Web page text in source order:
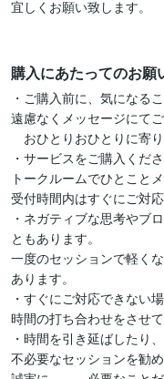
宜しくお願い致します。
購入にあたってのお願
・ご購入前に、気になる
遠慮なくメッセージにて
おひとりおひとりに寄
・サービスをご購入くだ
トークルームでひとこと
受付時間内はすぐにご対応
・ネガティブな思考やブ
ともあります。
一度のセッションで軽く
あります。
・すぐにご対応できない
時間の打ち合わせをさせて
・時間を引き延ばしたり、
不必要なセッションを勧